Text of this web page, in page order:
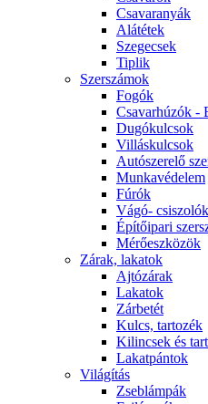
Csavaranyák
Alátétek
Szegecsek
Tiplik
Szerszámok
Fogók
Csavarhúzók -
Dugókulcsok
Villáskulcsok
Autószerelő
Munkavédelem
Fúrók
Vágó-
Építőipari
Mérőeszközök
Zárak, lakatok
Ajtózárak
Lakatok
Zárbetét
Kulcs, tartozék
Kilincsek és
Lakatpántok
Világítás
Zseblámpák